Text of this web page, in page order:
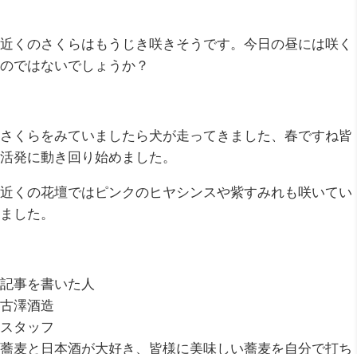
近くのさくらはもうじき咲きそうです。今日の昼には咲く
のではないでしょうか？
さくらをみていましたら犬が走ってきました、春ですね皆
活発に動き回り始めました。
近くの花壇ではピンクのヒヤシンスや紫すみれも咲いてい
ました。
記事を書いた人
古澤酒造
スタッフ
蕎麦と日本酒が大好き、皆様に美味しい蕎麦を自分で打ち